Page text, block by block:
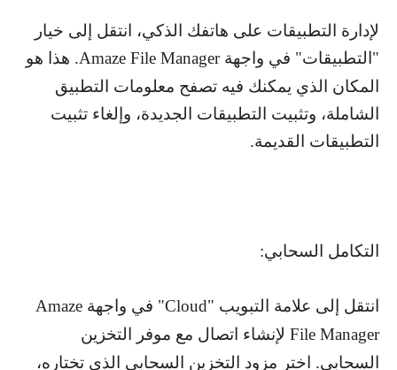
لإدارة التطبيقات على هاتفك الذكي، انتقل إلى خيار
"التطبيقات" في واجهةAmaze File Manager. هذا هو
المكان الذي يمكنك فيه تصفح معلومات التطبيق
الشاملة، وتثبيت التطبيقات الجديدة، وإلغاء تثبيت
التطبيقات القديمة.
التكامل السحابي:
انتقل إلى علامة التبويب "Cloud" في واجهة Amaze
File Manager لإنشاء اتصال مع موفر التخزين
السحابي. اختر مزود التخزين السحابي الذي تختاره،